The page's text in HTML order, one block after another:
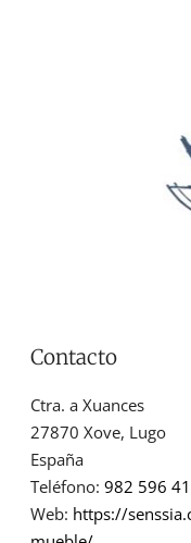
Contacto
Ctra. a Xuances
27870 Xove, Lugo
España
Teléfono:982 596
Web: https://